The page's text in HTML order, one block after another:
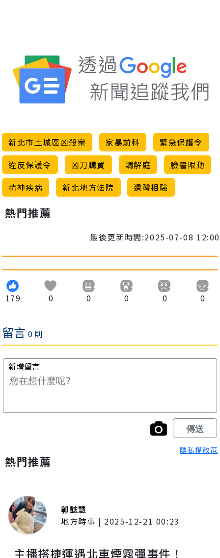
新北市土城區凶殺案 家暴前科
緊急保護令
違反保護令
凶刀購買 調解庭
臉書限動
精神疾病
新北地方法院 遺體相驗
熱門推薦
最後更新時間:2025-07-08 12:00
179 0 0 0 0 0
隱私權政策
熱門推薦
郭懿慧
地方時事 | 2025-12-21 00:23
主播搭捷運遇北車煙霧彈事件！